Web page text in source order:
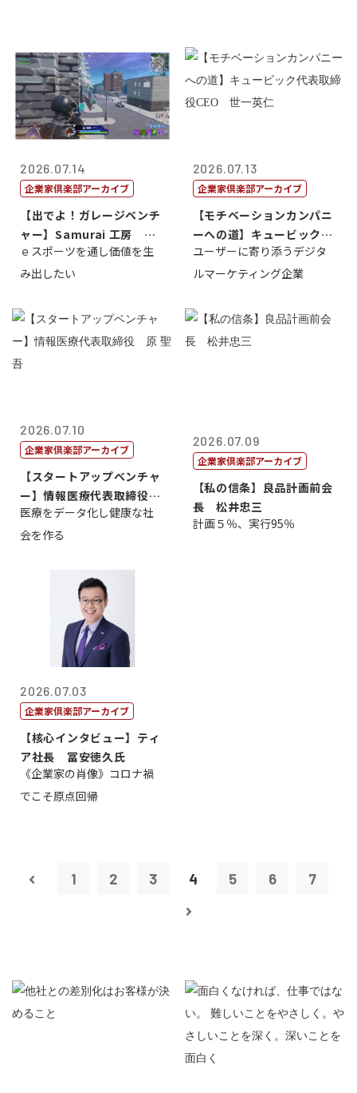
2026.07.14
企業家倶楽部アーカイブ
【出でよ！ガレージベンチ
ャー】Samurai 工房 代
表取締...
ｅスポーツを通し価値を生
み出したい
2026.07.13
企業家倶楽部アーカイブ
【モチベーションカンパニ
ーへの道】キュービック代
表取締役CE...
ユーザーに寄り添うデジタ
ルマーケティング企業
2026.07.10
企業家倶楽部アーカイブ
【スタートアップベンチャ
ー】情報医療代表取締役
原 聖吾
医療をデータ化し健康な社
会を作る
2026.07.09
企業家倶楽部アーカイブ
【私の信条】良品計画前会
長 松井忠三
計画５％、実行95％
2026.07.03
企業家倶楽部アーカイブ
【核心インタビュー】ティ
ア社長 冨安徳久氏
《企業家の肖像》コロナ禍
でこそ原点回帰
1 2 3 4 5 6 7